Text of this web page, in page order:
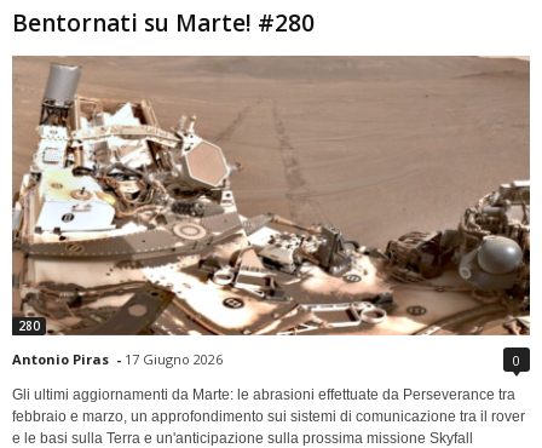
Bentornati su Marte! #280
280
Antonio Piras - 17 Giugno 2026 0
Gli ultimi aggiornamenti da Marte: le abrasioni effettuate da Perseverance tra
febbraio e marzo, un approfondimento sui sistemi di comunicazione tra il rover
e le basi sulla Terra e un'anticipazione sulla prossima missione Skyfall